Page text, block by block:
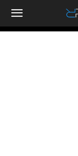
RallyandRaces.com